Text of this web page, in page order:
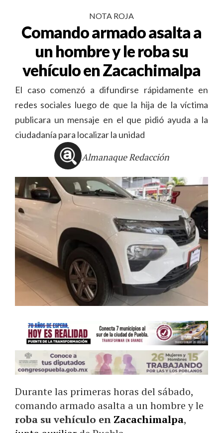
NOTA ROJA
Comando armado asalta a
un hombre y le roba su
vehículo en Zacachimalpa
El caso comenzó a difundirse rápidamente en
redes sociales luego de que la hija de la víctima
publicara un mensaje en el que pidió ayuda a la
ciudadanía para localizar la unidad
Almanaque Redacción
Durante las primeras horas del sábado,
comando armado asalta a un hombre y le
roba su vehículo en Zacachimalpa,